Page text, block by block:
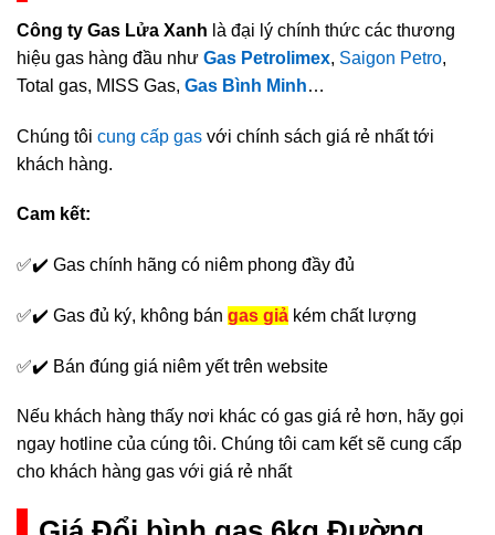
Công ty Gas Lửa Xanh là đại lý chính thức các thương
hiệu gas hàng đầu như Gas Petrolimex, Saigon Petro,
Total gas, MISS Gas, Gas Bình Minh…
Chúng tôi cung cấp gas với chính sách giá rẻ nhất tới
khách hàng.
Cam kết:
✅✔️ Gas chính hãng có niêm phong đầy đủ
✅✔️ Gas đủ ký, không bán gas giả kém chất lượng
✅✔️ Bán đúng giá niêm yết trên website
Nếu khách hàng thấy nơi khác có gas giá rẻ hơn, hãy gọi
ngay hotline của cúng tôi. Chúng tôi cam kết sẽ cung cấp
cho khách hàng gas với giá rẻ nhất